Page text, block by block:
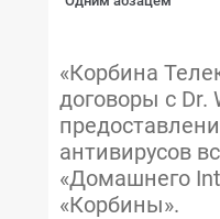
«Корбина
договоры с Dr.
антивирусов
«Домашнего
«Корбины».